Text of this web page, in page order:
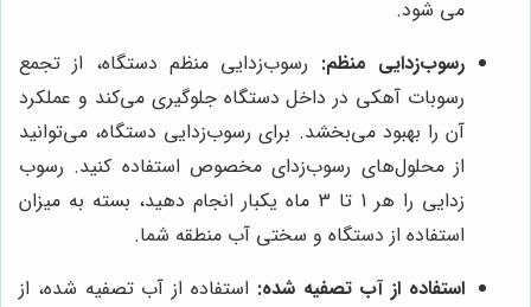
می شود.
رسوب‌زدایی منظم: رسوب‌زدایی منظم دستگاه، از تجمع
رسوبات آهکی در داخل دستگاه جلوگیری می‌کند و عملکرد
آن را بهبود می‌بخشد. برای رسوب‌زدایی دستگاه، می‌توانید
از محلول‌های رسوب‌زدای مخصوص استفاده کنید. رسوب
زدایی را هر 1 تا 3 ماه یکبار انجام دهید، بسته به میزان
استفاده از دستگاه و سختی آب منطقه شما.
استفاده از آب تصفیه شده: استفاده از آب تصفیه شده، از